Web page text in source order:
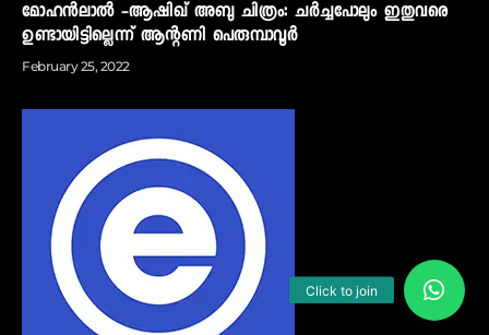
മോഹന്‍ലാല്‍ -ആഷിഖ് അബു ചിത്രം: ചര്‍ച്ചപോലും ഇതുവരെ
ഉണ്ടായിട്ടില്ലെന്ന് ആന്റണി പെരുമ്പാവൂര്‍
February 25, 2022